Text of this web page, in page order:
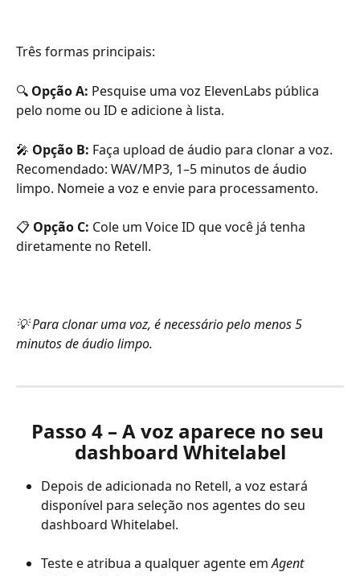
Três formas principais:
🔍 Opção A: Pesquise uma voz ElevenLabs pública
pelo nome ou ID e adicione à lista.
🎤 Opção B: Faça upload de áudio para clonar a voz.
Recomendado: WAV/MP3, 1–5 minutos de áudio
limpo. Nomeie a voz e envie para processamento.
📋 Opção C: Cole um Voice ID que você já tenha
diretamente no Retell.
💡 Para clonar uma voz, é necessário pelo menos 5
minutos de áudio limpo.
Passo 4 – A voz aparece no seu
dashboard Whitelabel
Depois de adicionada no Retell, a voz estará
disponível para seleção nos agentes do seu
dashboard Whitelabel.
Teste e atribua a qualquer agente em Agent